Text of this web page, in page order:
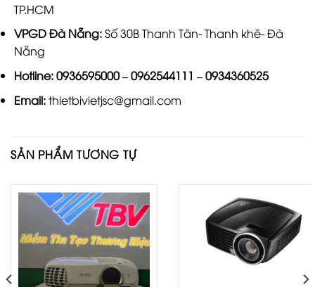
TP.HCM
VPGD Đà Nẵng:Số 30B Thanh Tân- Thanh khê- Đà
Nẵng
Hotline:0936595000–0962544111 –0934360525
Email:thietbivietjsc@gmail.com
SẢN PHẨM TƯƠNG TỰ